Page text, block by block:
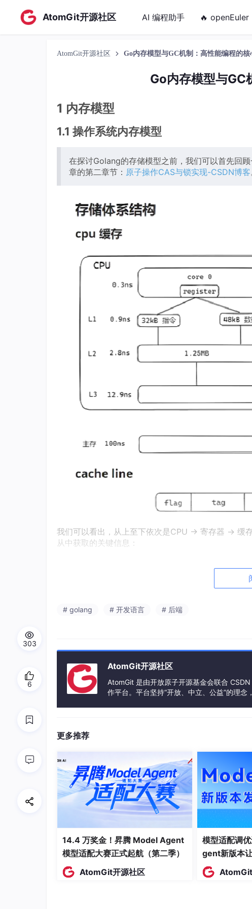
AtomGit开源社区 AI 编程助手 🔥 openEuler
AtomGit开源社区 Go内存模型与GC机制：高性能编程的核
Go内存模型与GC
1 内存模型
1.1 操作系统内存模型
在探讨Golang的存储模型之前，我们可以首先回
章的第二章节： 原子操作CAS与锁实现-CSDN博客
我们可以看出，从上至下依次是CPU -> 寄存器 -> 缓
从中获取的关键信息：
1.2 虚拟内存与物理内存
┌─────────────────┐     ┌─────────────────┐
│   进程
虚拟内存  │     │   进程2虚拟内存  │
│ 0x0000 ~ 0xFFFF │     │ 0x0000 ~ 0xFFFF │
┌─────────────────────────────────────────┐
├─────────────────────────────────────────┤
│        物理内存 (实际硬件)                │
└─────────────────────────────────────────┘
# golang # 开发语言 # 后端
AtomGit开源社区
AtomGit 是由开放原子开源基金会联合
作平台。平台坚持“开放、中立、公益”的理
更多推荐
14.4 万奖金！昇腾 Model Agent
模型适配大赛正式起航（第二季）
AtomGit开源社区
模型适配调
gent新版本
303
6